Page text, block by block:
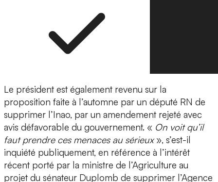
Le président est également revenu sur la
proposition faite à l’automne par un député RN de
supprimer l’Inao, par un amendement rejeté avec
avis défavorable du gouvernement. « On voit qu’il
faut prendre ces menaces au sérieux», s’est-il
inquiété publiquement, en référence à l’intérêt
récent porté par la ministre de l’Agriculture au
projet du sénateur Duplomb de supprimer l’Agence